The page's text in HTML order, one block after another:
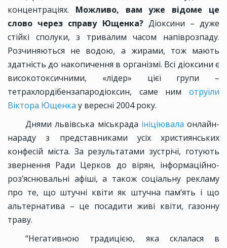
концентраціях. Можливо, вам уже відоме це
слово через справу Ющенка? Діоксини – дуже
стійкі сполуки, з тривалим часом напіврозпаду.
Розчиняються не водою, а жирами, тож мають
здатність до накопичення в організмі. Всі діоксини є
високотоксичними, «лідер» цієї групи –
тетрахлордібензапародіоксин, саме ним отруїли
Віктора Ющенка у вересні 2004 року.
Днями львівська міськрада ініціювала онлайн-
нараду з представниками усіх християнських
конфесій міста. За результатами зустрічі, готують
звернення Ради Церков до вірян, інформаційно-
роз’яснювальні афіші, а також соціальну рекламу
про те, що штучні квіти як штучна пам’ять і що
альтернатива – це посадити живі квіти, газонну
траву.
“Негативною традицією, яка склалася в